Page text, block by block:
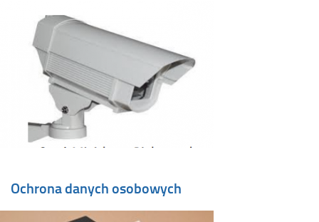
Ochrona danych osobowych